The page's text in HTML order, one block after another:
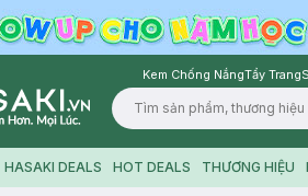
Kem Chống NắngTẩy Trang
HASAKI DEALS HOT DEALS THƯƠNG HIỆU